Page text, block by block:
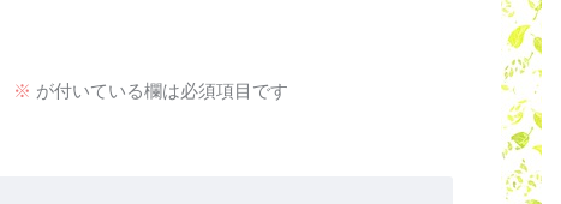
※ が付いている欄は必須項目です